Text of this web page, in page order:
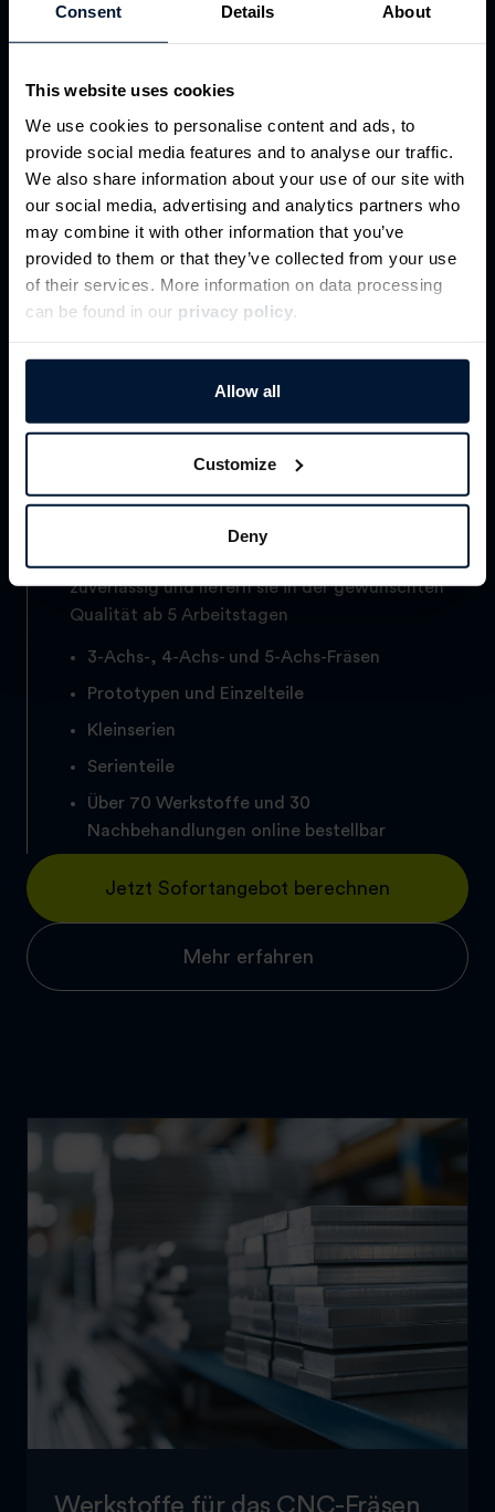
Consent Details About
This website uses cookies
We use cookies to personalise content and ads, to
provide social media features and to analyse our traffic.
We also share information about your use of our site with
our social media, advertising and analytics partners who
may combine it with other information that you’ve
provided to them or that they’ve collected from your use
of their services. More information on data processing
can be found in our privacy policy
Allow all
Customize
Deny
Welche Frästeile können Sie
über Spanflug fertigen
lassen?
zuverlässig und liefern sie in der gewünschten
Qualität ab 5 Arbeitstagen
3-Achs-, 4-Achs- und 5-Achs-Fräsen
Prototypen und Einzelteile
Kleinserien
Serienteile
Über 70 Werkstoffe und 30
Nachbehandlungen online bestellbar
Jetzt Sofortangebot berechnen
Mehr erfahren
Werkstoffe für das CNC-Fräsen